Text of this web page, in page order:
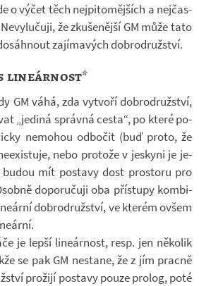
o výčet těch nej­pi­to­měj­ších a nej­čas­
že zku­še­nější GM může tato
za­jí­ma­vých dob­ro­druž­ství.
lineárnost*
GM váhá, zda vy­tvoří dob­ro­druž­ství,
„je­diná správná cesta“, po které po­
ne­mo­hou od­bo­čit (buď proto, že
nebo pro­tože v jes­kyni je je­
mít po­stavy dost pro­storu pro
do­po­ru­čuji oba pří­stupy kom­bi­
dob­ro­druž­ství, ve kte­rém ovšem
je lepší li­ne­ár­nost, resp. jen ně­ko­lik
se pak GM ne­stane, že z jím pracně
pro­žijí po­stavy pouze pro­log, poté